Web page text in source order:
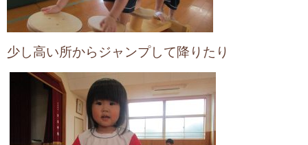
少し高い所からジャンプして降りたり